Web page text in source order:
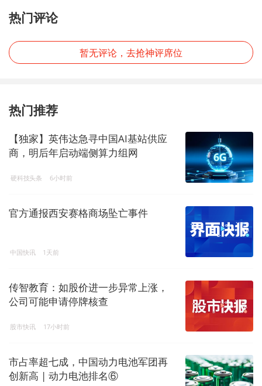
热门评论
暂无评论，去抢神评席位
热门推荐
【独家】英伟达急寻中国AI基站供应
商，明后年启动端侧算力组网
硬科技头条 6小时前
官方通报西安赛格商场坠亡事件
中国快讯 1天前
传智教育：如股价进一步异常上涨，
公司可能申请停牌核查
股市快讯 17小时前
市占率超七成，中国动力电池军团再
创新高 | 动力电池排名⑥